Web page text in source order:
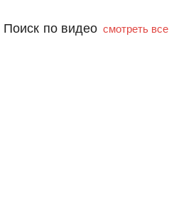
Поиск по видео смотреть все